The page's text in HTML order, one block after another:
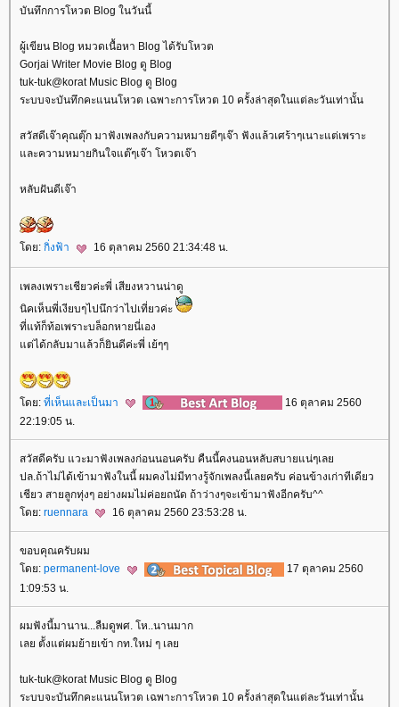
บันทึกการโหวต Blog ในวันนี้
ผู้เขียน Blog หมวดเนื้อหา Blog ได้รับโหวต
Gorjai Writer Movie Blog ดู Blog
tuk-tuk@korat Music Blog ดู Blog
ระบบจะบันทึกคะแนนโหวต เฉพาะการโหวต 10 ครั้งล่าสุดในแต่ละวันเท่านั้น
สวัสดีเจ๊าคุณตุ๊ก มาฟังเพลงกับความหมายดีๆเจ๊า ฟังแล้วเศร้าๆเนาะแต่เพราะ
ละความหมายกินใจแต๊ๆเจ๊า โหวตเจ๊า
หลับฝันดีเจ๊า
ดย: กิ่งฟ้า 16 ตุลาคม 2560 21:34:48 น.
เพลงเพราะเชียวค่ะพี่ เสียงหวานน่าดู
นิคเห็นพี่เงียบๆไปนึกว่าไปเที่ยวค่ะ
ที่แท้ก็ท้อเพราะบล็อกหายนี่เอง
ต่ได้กลับมาแล้วก็ยินดีค่ะพี่ เย้ๆๆ
ดย: ที่เห็นและเป็นมา
16 ตุลาคม 2560
22:19:05 น.
สวัสดีครับ แวะมาฟังเพลงก่อนนอนครับ คืนนี้คงนอนหลับสบายแน่ๆเล
ปล.ถ้าไม่ได้เข้ามาฟังในนี้ ผมคงไม่มีทางรู้จักเพลงนี้เลยครับ ค่อนข้างเก่าทีเดียว
เชียว สายลูกทุ่งๆ อย่างผมไม่ค่อยถนัด ถ้าว่างๆจะเข้ามาฟังอีกครับ^^
ดย: ruennara 16 ตุลาคม 2560 23:53:28 น.
ขอบคุณครับผม
ดย: permanent-love
17 ตุลาคม 2560
1:09:53 น.
ผมฟังนี้มานาน...ลืมดูพศ. โห..นานมาก
เลย ตัังแต่ผมย้ายเข้า กท.ใหม่ ๆ เล
tuk-tuk@korat Music Blog ดู Blog
ระบบจะบันทึกคะแนนโหวต เฉพาะการโหวต 10 ครั้งล่าสุดในแต่ละวันเท่านั้น